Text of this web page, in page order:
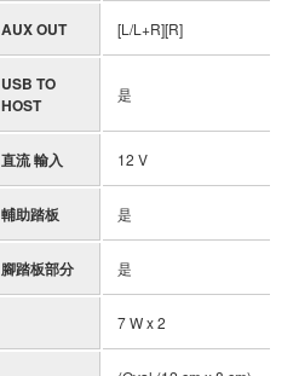
AUX OUT [L/L+R][R]
USB TO
HOST
是
直流 輸入 12 V
輔助踏板 是
腳踏板部分 是
7 W x 2